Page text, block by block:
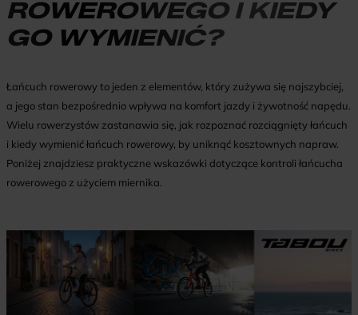
ROWEROWEGO I KIEDY
GO WYMIENIĆ?
Łańcuch rowerowy to jeden z elementów, który zużywa się najszybciej,
a jego stan bezpośrednio wpływa na komfort jazdy i żywotność napędu.
Wielu rowerzystów zastanawia się, jak rozpoznać rozciągnięty łańcuch
i kiedy wymienić łańcuch rowerowy, by uniknąć kosztownych napraw.
Poniżej znajdziesz praktyczne wskazówki dotyczące kontroli łańcucha
rowerowego z użyciem miernika.